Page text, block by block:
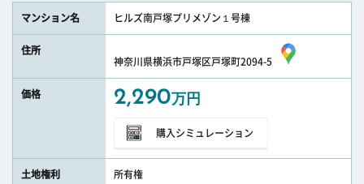
マンション名 ヒルズ南戸塚プリメゾン１号棟
住所
神奈川県横浜市戸塚区戸塚町2094-5
価格 2,290万円
購入シミュレーション
土地権利 所有権